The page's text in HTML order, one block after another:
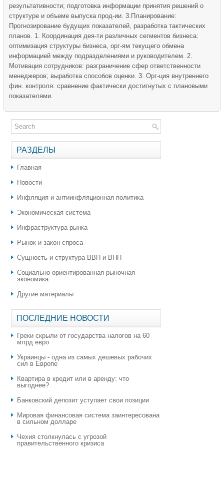
результативности; подготовка информации принятия решений о
структуре и объеме выпуска прод-ии. 3.Планирование:
Прогнозирование будущих показателей, разработка тактических
планов. 1. Координация дея-ти различных сегментов бизнеса:
оптимизация структуры бизнеса, орг-ям текущего обмена
информацией между подразделениями и руководителем. 2.
Мотивация сотрудников: разграничение сфер ответственности
менеджеров; выработка способов оценки. 3. Орг-ция внутреннего
фин. контроля: сравнение фактически достигнутых с плановыми
показателями.
РАЗДЕЛЫ
Главная
Новости
Инфляция и антиинфляционная политика
Экономическая система
Инфраструктура рынка
Рынок и закон спроса
Сущность и структура ВВП и ВНП
Социально ориентированная рыночная
экономика
Другие материалы
ПОСЛЕДНИЕ НОВОСТИ
Греки скрыли от государства налогов на 60
млрд евро
Украинцы - одна из самых дешевых рабочих
сил в Европе
Квартира в кредит или в аренду: что
выгоднее?
​Банковский депозит уступает свои позиции
Мировая финансовая система заинтересована
в сильном долларе
Чехия столкнулась с угрозой
правительственного кризиса